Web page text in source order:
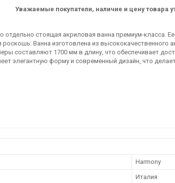
Уважаемые покупатели, наличие и цену товара
отдельно стоящая акриловая ванна премиум-класса.
Ванна изготовлена из высококачественного
составляют 1700 мм в длину, что обеспечивает
элегантную форму и современный дизайн, что
Harmony
Италия